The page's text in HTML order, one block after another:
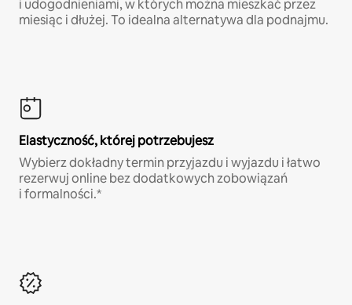
i udogodnieniami, w których można mieszkać przez
miesiąc i dłużej. To idealna alternatywa dla podnajmu.
Elastyczność, której potrzebujesz
Wybierz dokładny termin przyjazdu i wyjazdu i łatwo
rezerwuj online bez dodatkowych zobowiązań
i formalności.*